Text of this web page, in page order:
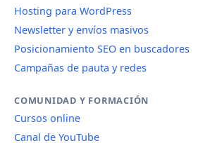
Hosting para WordPress
Newsletter y envíos masivos
Posicionamiento SEO en buscadores
Campañas de pauta y redes
COMUNIDAD Y FORMACIÓN
Cursos online
Canal de YouTube